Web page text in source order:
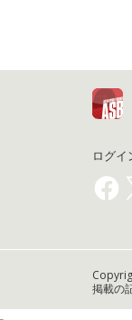
ログイ
掲載の